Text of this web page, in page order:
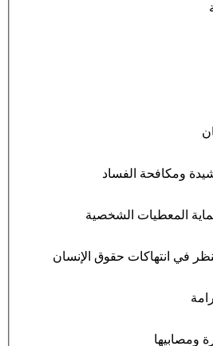
ومكافحة الفساد
المعطيات الشخصية
ومصابيها